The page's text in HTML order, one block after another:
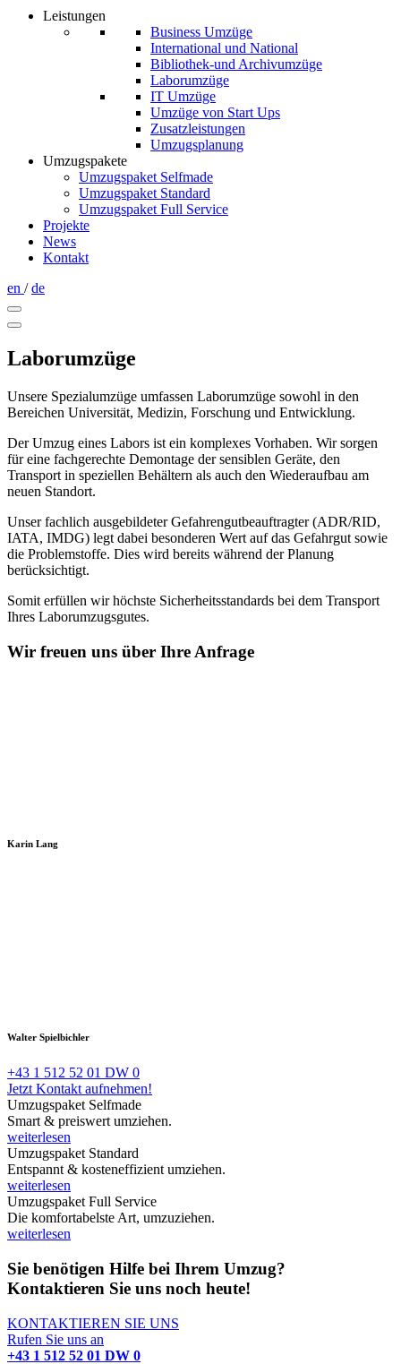
Leistungen
Business Umzüge
International und National
Bibliothek-und Archivumzüge
Laborumzüge
IT Umzüge
Umzüge von Start Ups
Zusatzleistungen
Umzugsplanung
Umzugspakete
Umzugspaket Selfmade
Umzugspaket Standard
Umzugspaket Full Service
Projekte
News
Kontakt
en /de
Laborumzüge
Unsere Spezialumzüge umfassen Laborumzüge sowohl in den
Bereichen Universität, Medizin, Forschung und Entwicklung.
Der Umzug eines Labors ist ein komplexes Vorhaben. Wir sorgen
für eine fachgerechte Demontage der sensiblen Geräte, den
Transport in speziellen Behältern als auch den Wiederaufbau am
neuen Standort.
Unser fachlich ausgebildeter Gefahrengutbeauftragter (ADR/RID,
IATA, IMDG) legt dabei besonderen Wert auf das Gefahrgut sowie
die Problemstoffe. Dies wird bereits während der Planung
berücksichtigt.
Somit erfüllen wir höchste Sicherheitsstandards bei dem Transport
Ihres Laborumzugsgutes.
Wir freuen uns über Ihre Anfrage
Karin Lang
Walter Spielbichler
+43 1 512 52 01 DW 0
Jetzt Kontakt aufnehmen!
Umzugspaket Selfmade
Smart & preiswert umziehen.
weiterlesen
Umzugspaket Standard
Entspannt & kosteneffizient umziehen.
weiterlesen
Umzugspaket Full Service
Die komfortabelste Art, umzuziehen.
weiterlesen
Sie benötigen Hilfe bei Ihrem Umzug?
Kontaktieren Sie uns noch heute!
KONTAKTIEREN SIE UNS
Rufen Sie uns an
+43 1 512 52 01 DW 0